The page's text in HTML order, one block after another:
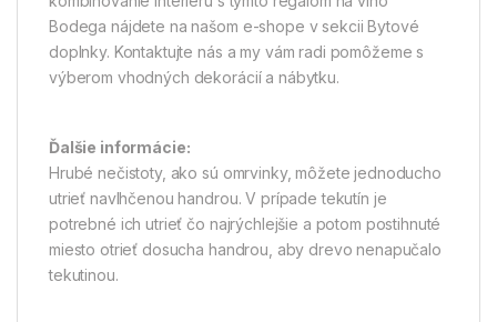
Bodega nájdete na našom e-shope v sekcii Bytové
doplnky. Kontaktujte nás a my vám radi pomôžeme s
výberom vhodných dekorácií a nábytku.
Ďalšie informácie:
Hrubé nečistoty, ako sú omrvinky, môžete jednoducho
utrieť navlhčenou handrou. V prípade tekutín je
potrebné ich utrieť čo najrýchlejšie a potom postihnuté
miesto otrieť dosucha handrou, aby drevo nenapučalo
tekutinou.